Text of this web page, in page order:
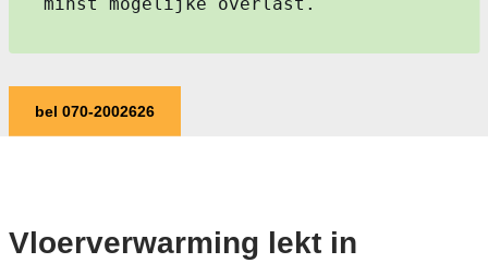
bel 070-2002626
Vloerverwarming lekt in